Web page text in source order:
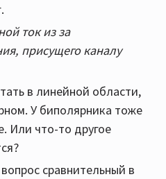
ток из за
присущего каналу
в линейной области,
У биполярника тоже
Или что-то другое
сравнительный в